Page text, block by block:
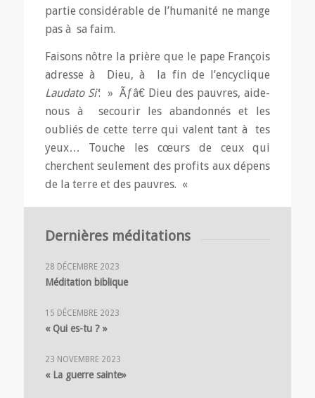
partie considérable de l’humanité ne mange
pas à sa faim.
Faisons nôtre la prière que le pape François
adresse à Dieu, à la fin de l’encyclique
Laudato Si’: » Ãƒâ€ Dieu des pauvres, aide-
nous à secourir les abandonnés et les
oubliés de cette terre qui valent tant à tes
yeux… Touche les cœurs de ceux qui
cherchent seulement des profits aux dépens
de la terre et des pauvres. «
Saint-Bonaventure, Lyon
Dernières méditations
28 DÉCEMBRE 2023
Méditation biblique
15 DÉCEMBRE 2023
« Qui es-tu ? »
23 NOVEMBRE 2023
« La guerre sainte»